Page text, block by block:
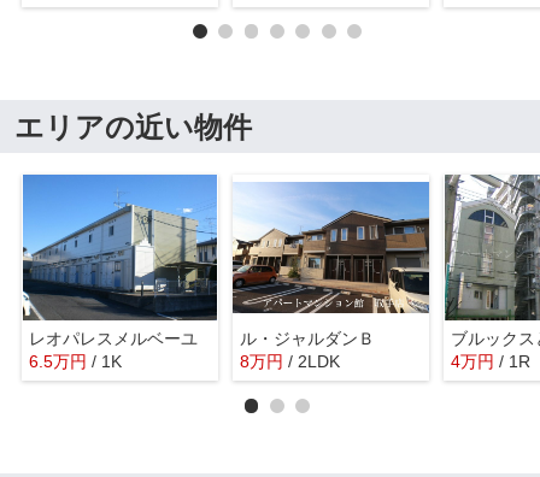
エリアの近い物件
レオパレスメルベーユ
6.5万円 / 1K
ル・ジャルダンＢ
8万円 / 2LDK
ブルックス
4万円 / 1R